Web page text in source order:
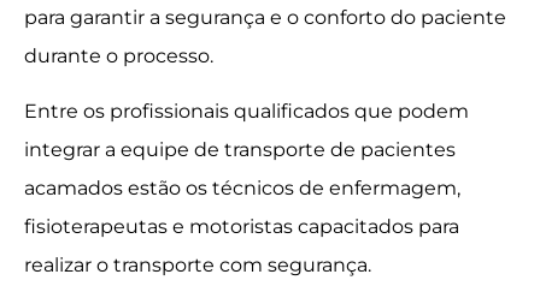
para garantir a segurança e o conforto do paciente
durante o processo.
Entre os profissionais qualificados que podem
integrar a equipe de transporte de pacientes
acamados estão os técnicos de enfermagem,
fisioterapeutas e motoristas capacitados para
realizar o transporte com segurança.